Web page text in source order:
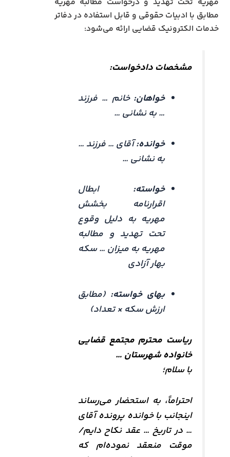
مطابق با ادبیات حقوقی و قابل استفاده در دفاتر
خدمات الکترونیک قضایی ارائه می‌شود:
مشخصات دادخواست:
خواهان: خانم … فرزند
… به نشانی …
خوانده:آقای … فرزند …
به نشانی …
خواسته: ابطال
اقرارنامه بخشش
مهریه به دلیل وقوع
تحت تهدید و مطالبه
مهریه به میزان … سکه
بهار آزادی
بهای خواسته: (مطابق
ارزش سکه × تعداد)
ریاست محترم مجتمع قضایی
خانواده شهرستان …
با سلام؛
احتراماً، به استحضار می‌رساند
اینجانب با خوانده پرونده آقای
… در تاریخ … عقد نکاح دایم/
موقت منعقد نموده‌ام که